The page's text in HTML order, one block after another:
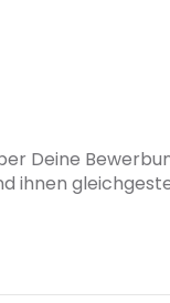
Deine
ihnen